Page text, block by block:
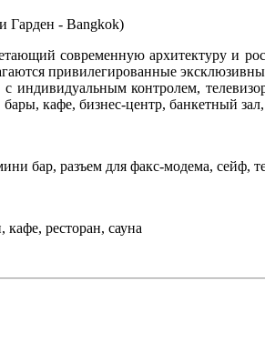
Гарден - Bangkok)
современную архитектуру и
привилегированные
индивидуальным контролем,
кафе, бизнес-центр, банкетный
бар, разъем для факс-модема, сейф,
кафе, ресторан, сауна